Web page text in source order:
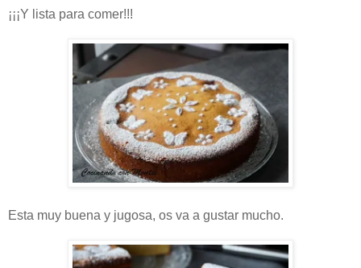
¡¡¡Y lista para comer!!!
Esta muy buena y jugosa, os va a gustar mucho.